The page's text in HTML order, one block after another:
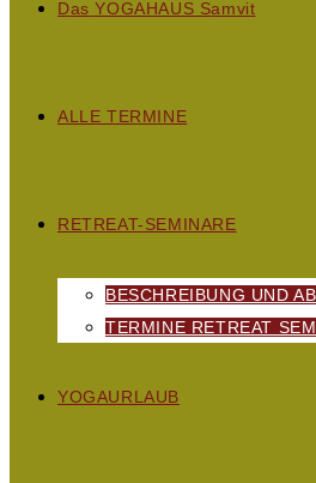
Das YOGAHAUS Samvit
ALLE TERMINE
RETREAT-SEMINARE
BESCHREIBUNG UND
TERMINE RETREAT
YOGAURLAUB